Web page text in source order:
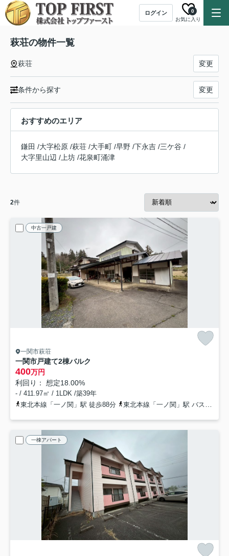
ログイン
お気に入り
0
萩荘の物件一覧
萩荘 変更
条件から探す 変更
おすすめのエリア
鎌田 /大字松原 /萩荘 /大手町 /早野 /下永吉 /三ケ谷 /
大字里山辺 / 上坊 /花泉町涌津
2件
中古一戸建
一関市萩荘
一関市戸建て2棟バルク
400万円
利回り： 想定18.00%
- / 411.97㎡ / 1LDK /築39年
東北本線「一ノ関」駅 徒歩88分
東北本線「一ノ関」駅 バス11分 岩手県一関市「泉山（岩手県）」 停歩21分
一棟アパート